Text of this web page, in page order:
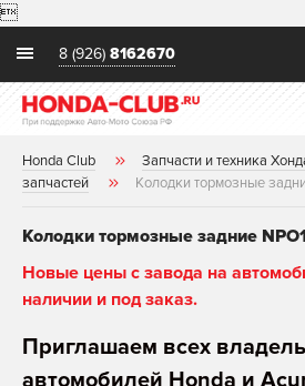

8 (926) 8162670
Honda Club Запчасти и техника
запчастей
Колодки тормозные
Колодки тормозные задние
Новые цены с завода на
наличии и под заказ.
Приглашаем всех
автомобилей Honda и